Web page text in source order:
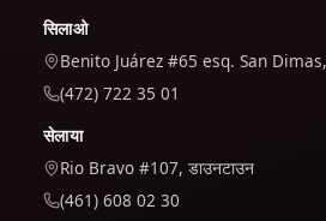
सिलाओ
Benito Juárez #65 esq. San Dimas,
(472) 722 35 01
सेलाया
Rio Bravo #107, डाउनटाउन
(461) 608 02 30